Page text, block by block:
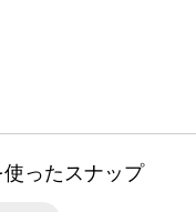
ったスナップ